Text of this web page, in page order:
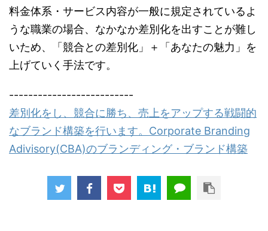
料金体系・サービス内容が一般に規定されているよ
うな職業の場合、なかなか差別化を出すことが難し
いため、「競合との差別化」＋「あなたの魅力」を
上げていく手法です。
--------------------------
差別化をし、競合に勝ち、売上をアップする戦闘的
なブランド構築を行います。Corporate Branding
Adivisory(CBA)のブランディング・ブランド構築